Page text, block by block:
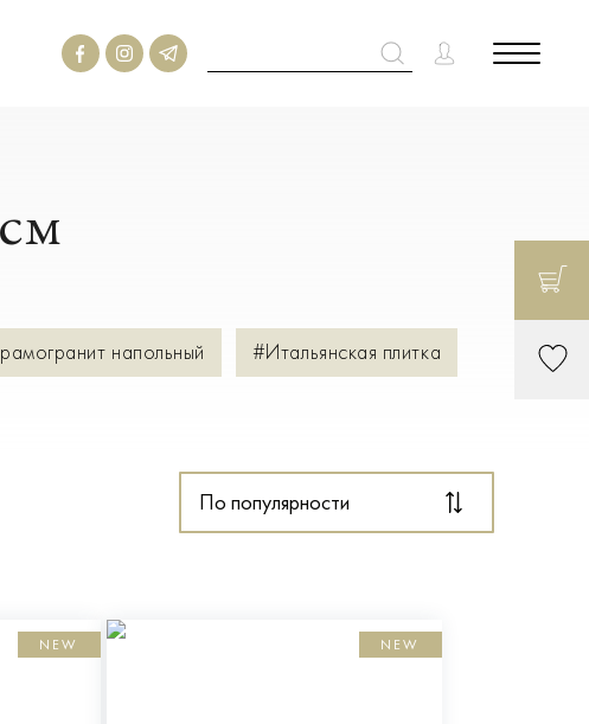
напольный #Итальянская плитка
По популярности
NEW NEW